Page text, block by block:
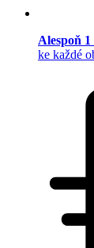
Alespoň
ke každé